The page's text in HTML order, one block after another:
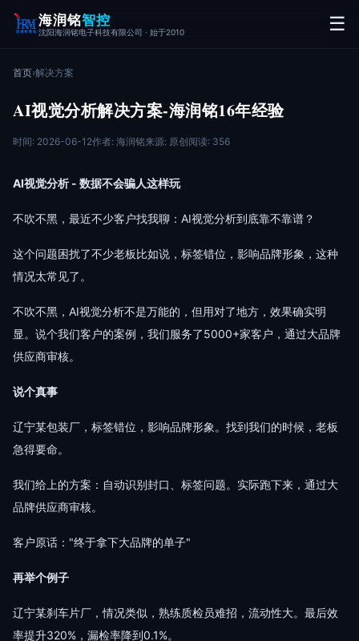
海润铭智控
沈阳海润铭电子科技有限公司 · 始于2010 ☰
首页›解决方案
AI视觉分析解决方案-海润铭16年经验
时间: 2026-06-12作者: 海润铭来源: 原创阅读: 356
AI视觉分析 - 数据不会骗人这样玩
不吹不黑，最近不少客户找我聊：AI视觉分析到底靠不靠谱？
这个问题困扰了不少老板比如说，标签错位，影响品牌形象，这种
情况太常见了。
不吹不黑，AI视觉分析不是万能的，但用对了地方，效果确实明
显。说个我们客户的案例，我们服务了5000+家客户，通过大品牌
供应商审核。
说个真事
辽宁某包装厂，标签错位，影响品牌形象。找到我们的时候，老板
急得要命。
我们给上的方案：自动识别封口、标签问题。实际跑下来，通过大
品牌供应商审核。
客户原话："终于拿下大品牌的单子"
再举个例子
辽宁某刹车片厂，情况类似，熟练质检员难招，流动性大。最后效
率提升320%，漏检率降到0.1%。